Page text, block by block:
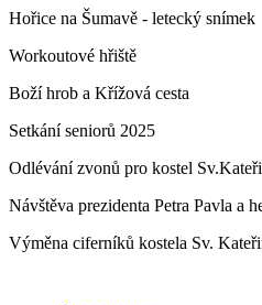
Hořice na Šumavě - letecký snímek
Workoutové hřiště
Boží hrob a Křížová cesta
Setkání seniorů 2025
Odlévání zvonů pro kostel
Návštěva prezidenta Petra Pavla a
Výměna ciferníků kostela Sv.